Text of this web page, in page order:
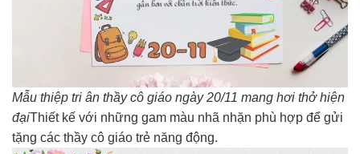
Mẫu thiệp tri ân thầy cô giáo ngày 20/11 mang hơi thở hiện
đạiThiết kế với những gam màu nhã nhặn phù hợp để gửi
tặng các thầy cô giáo trẻ năng động.